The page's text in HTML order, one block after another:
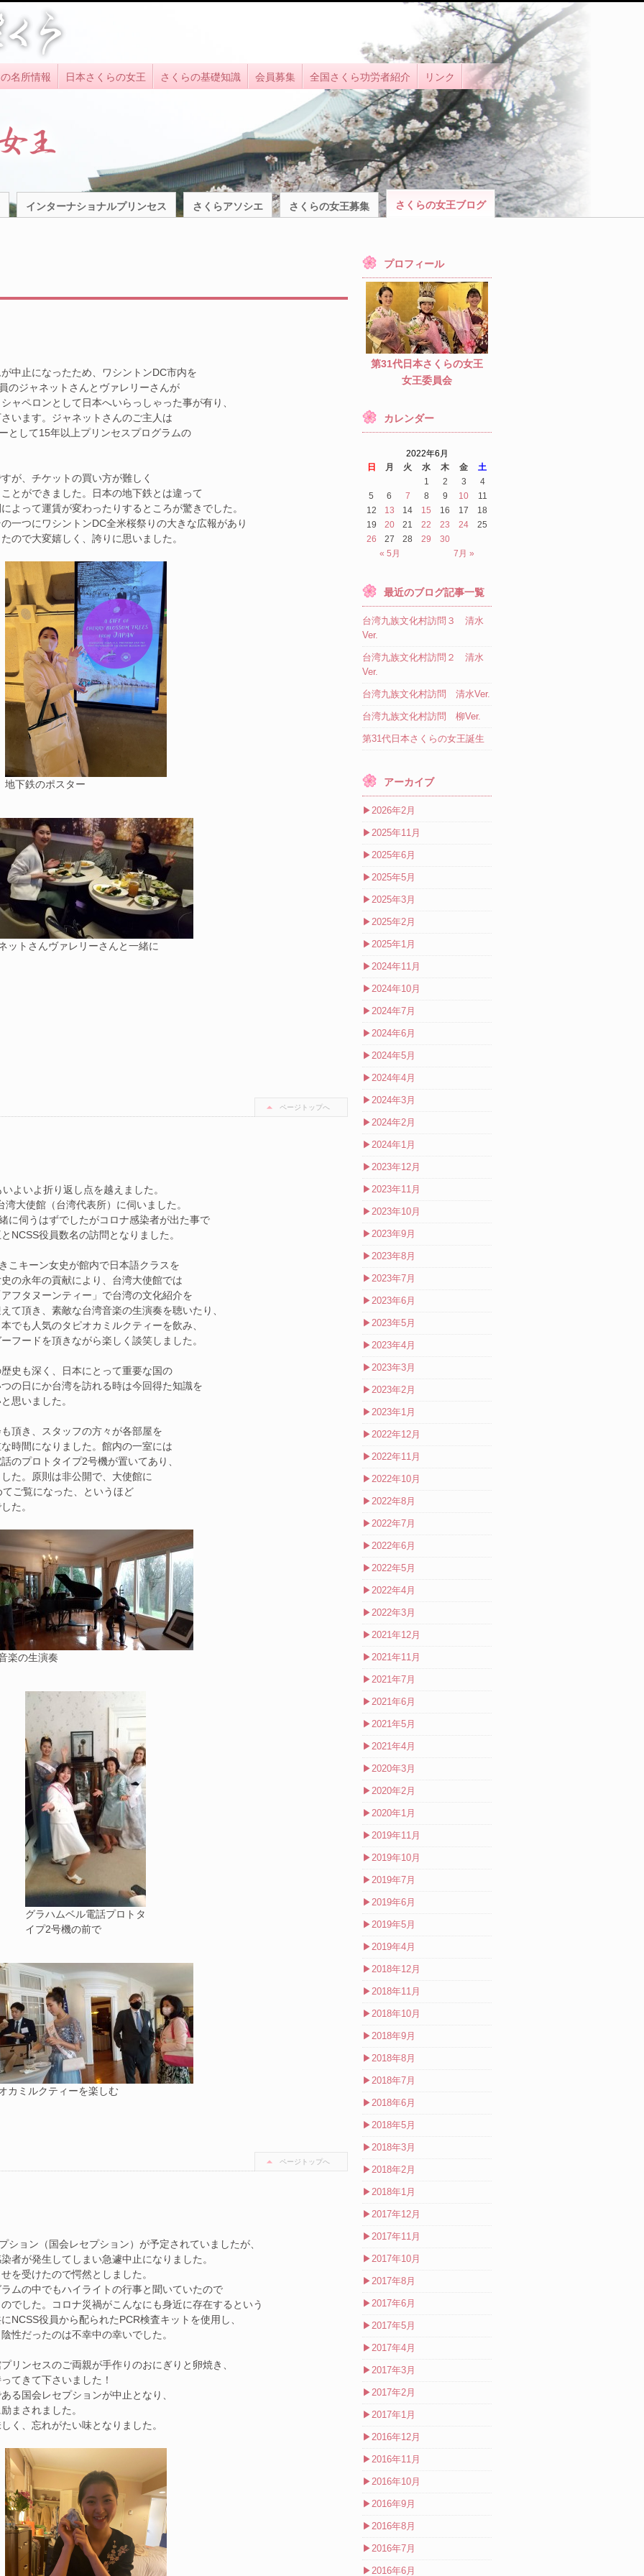
名所情報 日本さくらの女王 さくらの基礎知識 会員募集 全国さくら功労者紹介 リンク
インターナショナルプリンセス さくらアソシエ さくらの女王募集 さくらの女王ブログ
中止になったため、ワシントンDC市内を
のジャネットさんとヴァレリーさんが
ャペロンとして日本へいらっしゃった事が有り、
います。ジャネットさんのご主人は
として15年以上プリンセスプログラムの
が、チケットの買い方が難しく
とができました。日本の地下鉄とは違って
よって運賃が変わったりするところが驚きでした。
一つにワシントンDC全米桜祭りの大きな広報があり
ので大変嬉しく、誇りに思いました。
地下鉄のポスター
ットさんヴァレリーさんと一緒に
ページトップへ
よいよ折り返し点を越えました。
大使館（台湾代表所）に伺いました。
に伺うはずでしたがコロナ感染者が出た事で
NCSS役員数名の訪問となりました。
こキーン女史が館内で日本語クラスを
の永年の貢献により、台湾大使館では
フタヌーンティー」で台湾の文化紹介を
て頂き、素敵な台湾音楽の生演奏を聴いたり、
でも人気のタピオカミルクティーを飲み、
フードを頂きながら楽しく談笑しました。
史も深く、日本にとって重要な国の
の日にか台湾を訪れる時は今回得た知識を
思いました。
頂き、スタッフの方々が各部屋を
時間になりました。館内の一室には
のプロトタイプ2号機が置いてあり、
た。原則は非公開で、大使館に
ご覧になった、というほど
た。
楽の生演奏
グラハムベル電話プロトタ
イプ2号機の前で
カミルクティーを楽しむ
ページトップへ
ション（国会レセプション）が予定されていましたが、
者が発生してしまい急遽中止になりました。
を受けたので愕然としました。
ムの中でもハイライトの行事と聞いていたので
でした。コロナ災禍がこんなにも身近に存在するという
NCSS役員から配られたPCR検査キットを使用し、
性だったのは不幸中の幸いでした。
リンセスのご両親が手作りのおにぎりと卵焼き、
てきて下さいました！
る国会レセプションが中止となり、
まされました。
く、忘れがたい味となりました。
プロフィール
第31代日本さくらの女王
女王委員会
カレンダー
2022年6月
日
月 火 水 木 金 土
« 5月 7月 »
1 2 3
4
5
6 7 8 9 10
11
12
13 14 15 16 17
18
19
20 21 22 23 24
25
26
27 28 29 30
最近のブログ記事一覧
台湾九族文化村訪問３ 清水
Ver.
台湾九族文化村訪問２ 清水
Ver.
台湾九族文化村訪問 清水Ver.
台湾九族文化村訪問 柳Ver.
第31代日本さくらの女王誕生
アーカイブ
▶2026年2月
▶2025年11月
▶2025年6月
▶2025年5月
▶2025年3月
▶2025年2月
▶2025年1月
▶2024年11月
▶2024年10月
▶2024年7月
▶2024年6月
▶2024年5月
▶2024年4月
▶2024年3月
▶2024年2月
▶2024年1月
▶2023年12月
▶2023年11月
▶2023年10月
▶2023年9月
▶2023年8月
▶2023年7月
▶2023年6月
▶2023年5月
▶2023年4月
▶2023年3月
▶2023年2月
▶2023年1月
▶2022年12月
▶2022年11月
▶2022年10月
▶2022年8月
▶2022年7月
▶2022年6月
▶2022年5月
▶2022年4月
▶2022年3月
▶2021年12月
▶2021年11月
▶2021年7月
▶2021年6月
▶2021年5月
▶2021年4月
▶2020年3月
▶2020年2月
▶2020年1月
▶2019年11月
▶2019年10月
▶2019年7月
▶2019年6月
▶2019年5月
▶2019年4月
▶2018年12月
▶2018年11月
▶2018年10月
▶2018年9月
▶2018年8月
▶2018年7月
▶2018年6月
▶2018年5月
▶2018年3月
▶2018年2月
▶2018年1月
▶2017年12月
▶2017年11月
▶2017年10月
▶2017年8月
▶2017年6月
▶2017年5月
▶2017年4月
▶2017年3月
▶2017年2月
▶2017年1月
▶2016年12月
▶2016年11月
▶2016年10月
▶2016年9月
▶2016年8月
▶2016年7月
▶2016年6月